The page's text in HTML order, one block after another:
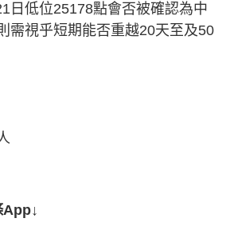
日低位25178點會否被確認為中
需視乎短期能否重越20天至及50
App↓